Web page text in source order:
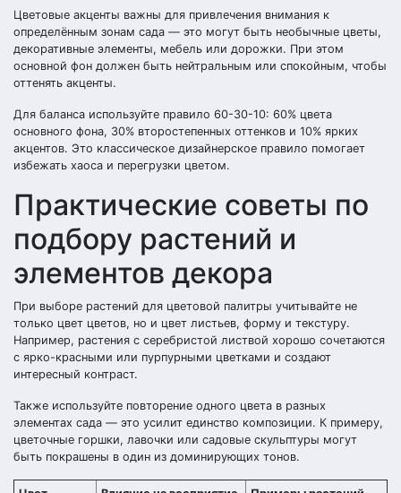
Цветовые акценты важны для привлечения внимания к
определённым зонам сада — это могут быть необычные цветы,
декоративные элементы, мебель или дорожки. При этом
основной фон должен быть нейтральным или спокойным, чтобы
оттенять акценты.
Для баланса используйте правило 60-30-10: 60% цвета
основного фона, 30% второстепенных оттенков и 10% ярких
акцентов. Это классическое дизайнерское правило помогает
избежать хаоса и перегрузки цветом.
Практические советы по
подбору растений и
элементов декора
При выборе растений для цветовой палитры учитывайте не
только цвет цветов, но и цвет листьев, форму и текстуру.
Например, растения с серебристой листвой хорошо сочетаются
с ярко-красными или пурпурными цветками и создают
интересный контраст.
Также используйте повторение одного цвета в разных
элементах сада — это усилит единство композиции. К примеру,
цветочные горшки, лавочки или садовые скульптуры могут
быть покрашены в один из доминирующих тонов.